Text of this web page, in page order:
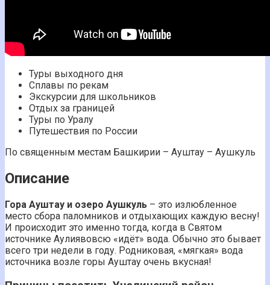
Туры выходного дня
Сплавы по рекам
Экскурсии для школьников
Отдых за границей
Туры по Уралу
Путешествия по России
По священным местам Башкирии – Ауштау – Аушкуль
Описание
Гора Ауштау и озеро Аушкуль – это излюбленное
место сбора паломников и отдыхающих каждую весну!
И происходит это именно тогда, когда в Святом
источнике Аулиявовсю «идёт» вода. Обычно это бывает
всего три недели в году. Родниковая, «мягкая» вода
источника возле горы Ауштау очень вкусная!